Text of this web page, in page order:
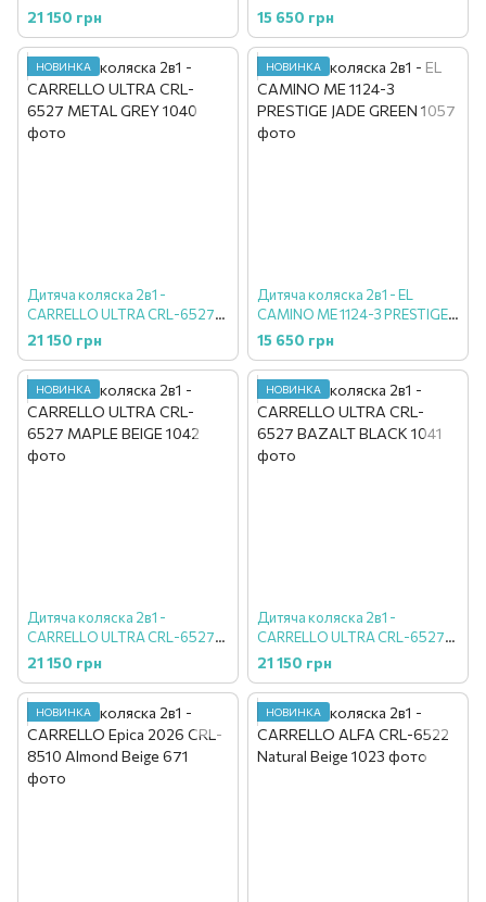
CANVAS BEIGE
21 150 грн
BLACK
15 650 грн
НОВИНКА
Дитяча коляска 2в1 -
CARRELLO ULTRA CRL-6527
METAL GREY
21 150 грн
НОВИНКА
Дитяча коляска 2в1 - EL
CAMINO ME 1124-3 PRESTIGE
JADE GREEN
15 650 грн
НОВИНКА
Дитяча коляска 2в1 -
CARRELLO ULTRA CRL-6527
MAPLE BEIGE
21 150 грн
НОВИНКА
Дитяча коляска 2в1 -
CARRELLO ULTRA CRL-6527
BAZALT BLACK
21 150 грн
НОВИНКА НОВИНКА